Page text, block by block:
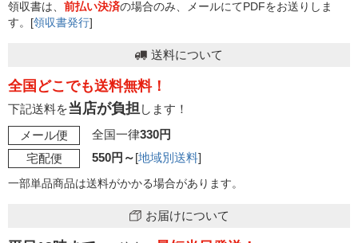
領収書は、 前払い決済の場合のみ、メールにてPDFをお送りしま
す。[領収書発行]
送料について
全国どこでも送料無料！
下記送料を当店が負担します！
メール便
全国一律330円
宅配便
550円～[地域別送料]
一部単品商品は送料がかかる場合があります。
お届けについて